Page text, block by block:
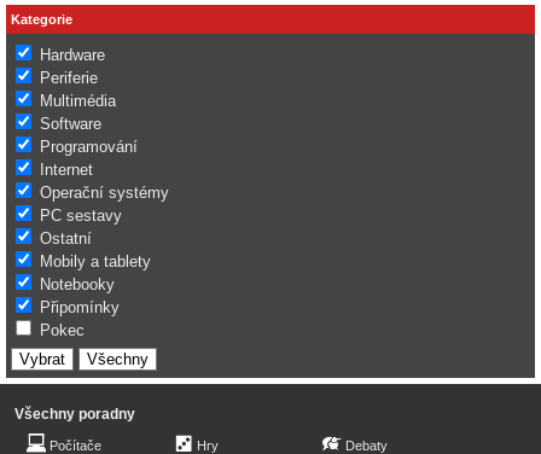
Kategorie
Hardware
Periferie
Multimédia
Software
Programování
Internet
Operační systémy
PC sestavy
Ostatní
Mobily a tablety
Notebooky
Připomínky
Pokec
Všechny poradny
Počítače Hry Debaty